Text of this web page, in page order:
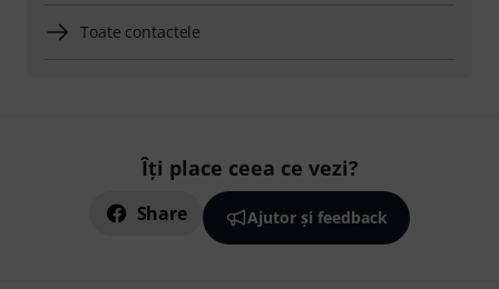
Toate contactele
Îți place ceea ce vezi?
Share Ajutor și feedback